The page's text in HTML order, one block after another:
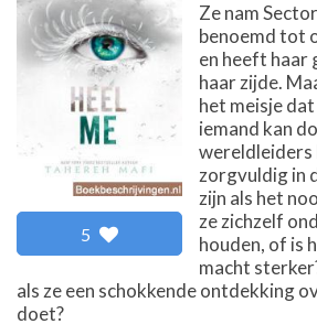
5
Ze nam
benoemd tot
en heeft haar
haar zijde.
het meisje
iemand kan
wereldleiders
zorgvuldig in
zijn als het
ze zichzelf
houden, of is
macht
als ze een schokkende ontdekking
doet?